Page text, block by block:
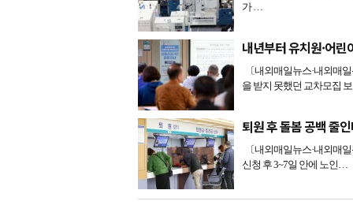
가 …
내년부터 유치원·어
〔내외매일뉴스·내외매
을 받지 못했던 교차모집
퇴원 후 돌봄 공백 줄
〔내외매일뉴스·내외매
신청 후 3~7일 안에 노인…